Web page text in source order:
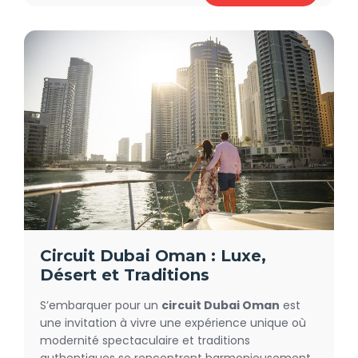
sites historiques majeurs comme le fort de Nizwa,
de nature seront comblés : les dunes dorées de
Wahiba Sands offrent des safaris et nuits étoilées
inoubliables, tandis que le Djebel Shams dévoile
des panoramas vertigineux dignes d’un « Grand
Canyon » d’Arabie.
Circuit Dubai Oman : Luxe,
Désert et Traditions
S’embarquer pour un circuit Dubai Oman est
une invitation à vivre une expérience unique où
modernité spectaculaire et traditions